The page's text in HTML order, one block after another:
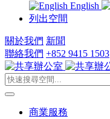
English
列出空間
關於我們 新聞
聯絡我們 +852 9415 1503
商業服務